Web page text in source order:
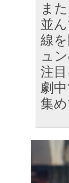
ま
並
線
ュ
注
劇
集